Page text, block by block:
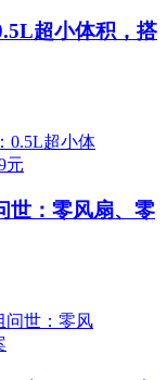
超小体积，搭
世：零风扇、零